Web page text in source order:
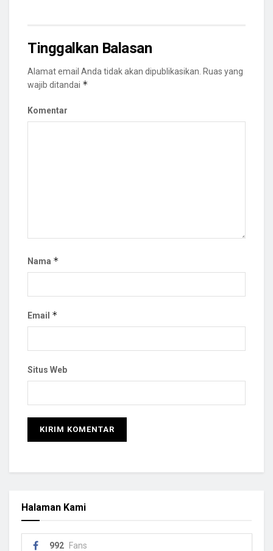
Tinggalkan Balasan
Alamat email Anda tidak akan dipublikasikan. Ruas yang
wajib ditandai *
Komentar
Nama *
Email *
Situs Web
Halaman Kami
992 Fans